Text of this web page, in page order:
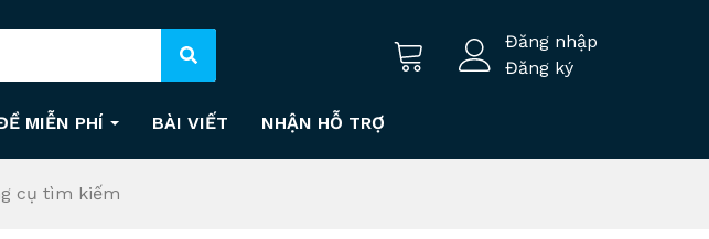
Đăng nhập
Đăng ký
MIỄN PHÍ BÀI VIẾT NHẬN HỖ TRỢ
cụ tìm kiếm